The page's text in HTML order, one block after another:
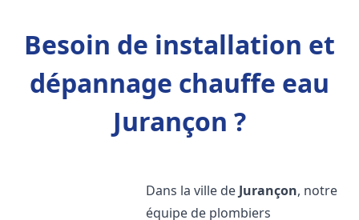
Besoin de installation et
dépannage chauffe eau
Jurançon ?
Dans la ville de Jurançon, notre
équipe de plombiers